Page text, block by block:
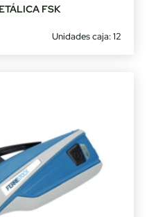
FSK
Unidades caja: 12